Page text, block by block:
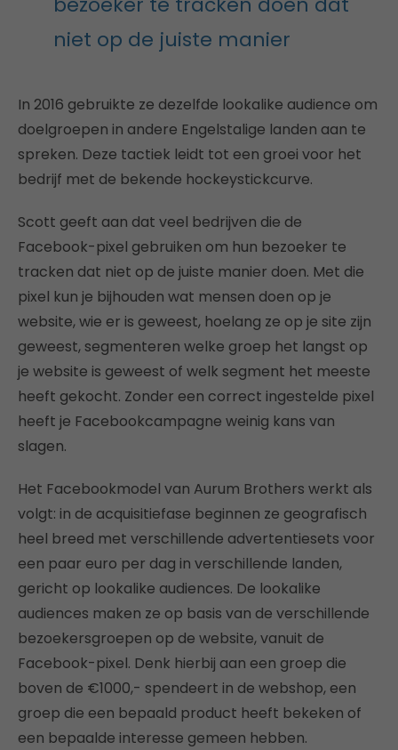
niet op de juiste manier
In 2016 gebruikte ze dezelfde lookalike audience om
doelgroepen in andere Engelstalige landen aan te
spreken. Deze tactiek leidt tot een groei voor het
bedrijf met de bekende hockeystickcurve.
Scott geeft aan dat veel bedrijven die de
Facebook-pixel gebruiken om hun bezoeker te
tracken dat niet op de juiste manier doen. Met die
pixel kun je bijhouden wat mensen doen op je
website, wie er is geweest, hoelang ze op je site zijn
geweest, segmenteren welke groep het langst op
je website is geweest of welk segment het meeste
heeft gekocht. Zonder een correct ingestelde pixel
heeft je Facebookcampagne weinig kans van
slagen.
Het Facebookmodel van Aurum Brothers werkt als
volgt: in de acquisitiefase beginnen ze geografisch
heel breed met verschillende advertentiesets voor
een paar euro per dag in verschillende landen,
gericht op lookalike audiences. De lookalike
audiences maken ze op basis van de verschillende
bezoekersgroepen op de website, vanuit de
Facebook-pixel. Denk hierbij aan een groep die
boven de €1000,- spendeert in de webshop, een
groep die een bepaald product heeft bekeken of
een bepaalde interesse gemeen hebben.